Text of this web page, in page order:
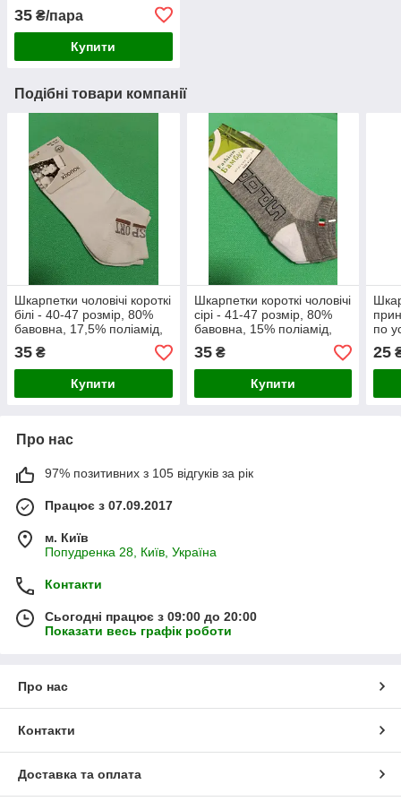
35 ₴/пара
Купити
Подібні товари компанії
Шкарпетки чоловічі короткі
білі - 40-47 розмір, 80%
бавовна, 17,5% поліамід,
2,5% еластан
35 ₴
Купити
Шкарпетки короткі чоловічі
сірі - 41-47 розмір, 80%
бавовна, 15% поліамід,
5% бамбук
35₴
Купити
по
5%
25
Про нас
97% позитивних з 105 відгуків за рік
Працює з 07.09.2017
м. Київ
Попудренка 28, Київ, Україна
Контакти
Сьогодні працює з 09:00 до 20:00
Показати весь графік роботи
Про нас
Контакти
Доставка та оплата